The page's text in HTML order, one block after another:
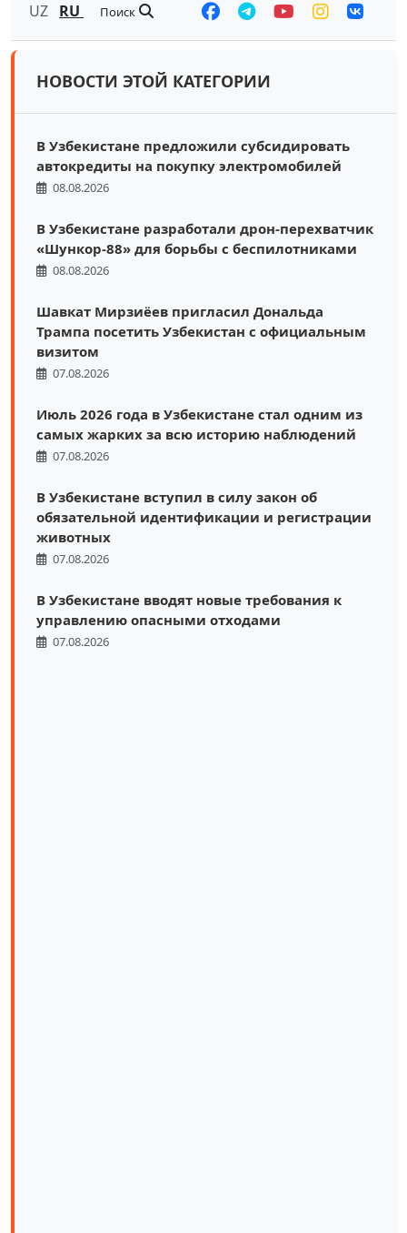
UZ RU Поиск
НОВОСТИ ЭТОЙ КАТЕГОРИИ
В Узбекистане предложили субсидировать
автокредиты на покупку электромобилей
08.08.2026
В Узбекистане разработали дрон-перехватчик
«Шункор-88» для борьбы с беспилотниками
08.08.2026
Шавкат Мирзиёев пригласил Дональда
Трампа посетить Узбекистан с официальным
визитом
07.08.2026
Июль 2026 года в Узбекистане стал одним из
самых жарких за всю историю наблюдений
07.08.2026
В Узбекистане вступил в силу закон об
обязательной идентификации и регистрации
животных
07.08.2026
В Узбекистане вводят новые требования к
управлению опасными отходами
07.08.2026